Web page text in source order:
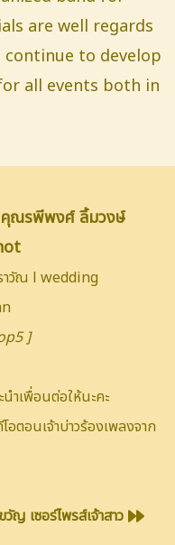
are well regards
continue to develop
all events both in
คุณรพีพงศ์ ลิ้มวงษ์
าวัณ l wedding
]
ำเพื่อนต่อให้นะคะ
ตอนเจ้าบ่าวร้องเพลงจาก
ญ เซอร์ไพรส์เจ้าสาว